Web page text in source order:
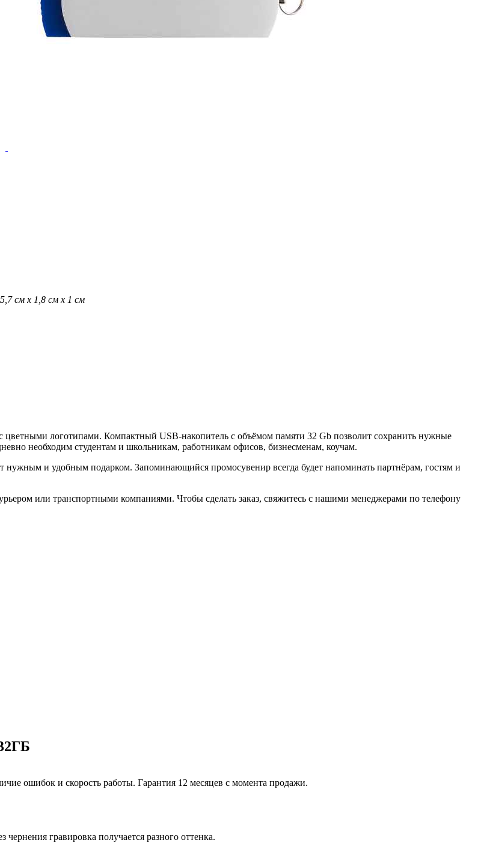
5,7 см х 1,8 см х 1 см
логотипами. Компактный USB-накопитель с объёмом памяти 32 Gb позволит сохранить нужные
необходим студентам и школьникам, работникам офисов, бизнесменам, коучам.
и удобным подарком. Запоминающийся промосувенир всегда будет напоминать партнёрам, гостям и
или транспортными компаниями. Чтобы сделать заказ, свяжитесь с нашими менеджерами по телефону
ошибок и скорость работы. Гарантия 12 месяцев с момента продажи.
гравировка получается разного оттенка.